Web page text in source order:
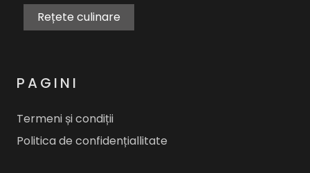
Rețete culinare
PAGINI
Termeni și condiții
Politica de confidențiallitate